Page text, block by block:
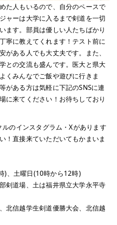
た人もいるので、自分のペースで
ャーは大学に入るまで剣道を一切
ます。部員は優しい人たちばかり
寧に教えてくれます！テスト前に
がある人でも大丈夫です。また、
との交流も盛んです。医大と県大
くみんなでご飯や遊びに行きま
がある方は気軽に下記のSNSに連
に来てください！お待ちしており
のインスタグラム・Xがあります
！直接来ていただいてもかまいま
)、土曜日(10時から12時)
剣道場、土は福井県立大学永平寺
北信越学生剣道優勝大会、北信越